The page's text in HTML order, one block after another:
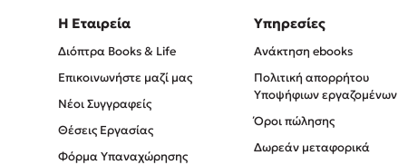
Η Εταιρεία
Διόπτρα Books & Life
Επικοινωνήστε μαζί μας
Νέοι Συγγραφείς
Θέσεις Εργασίας
Φόρμα Υπαναχώρησης
Υπηρεσίες
Ανάκτηση ebooks
Πολιτική απορρήτου
Υποψήφιων εργαζομένων
Όροι πώλησης
Δωρεάν μεταφορικά